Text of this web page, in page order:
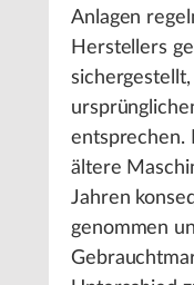
Anlagen
Herstellers
entsprechen.
ältere
Jahren
genommen